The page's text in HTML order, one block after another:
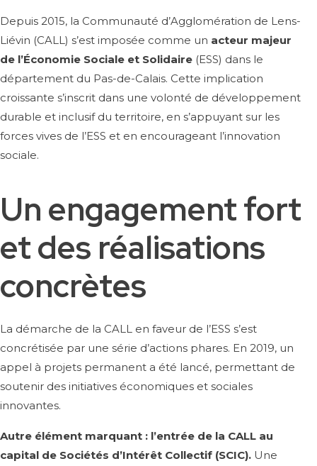
Depuis 2015, la Communauté d’Agglomération de Lens-
Liévin (CALL) s’est imposée comme un acteur majeur
de l’Économie Sociale et Solidaire (ESS) dans le
département du Pas-de-Calais. Cette implication
croissante s’inscrit dans une volonté de développement
durable et inclusif du territoire, en s’appuyant sur les
forces vives de l’ESS et en encourageant l’innovation
sociale.
Un engagement fort
et des réalisations
concrètes
La démarche de la CALL en faveur de l’ESS s’est
concrétisée par une série d’actions phares. En 2019, un
appel à projets permanent a été lancé, permettant de
soutenir des initiatives économiques et sociales
innovantes.
Autre élément marquant : l’entrée de la CALL au
capital de Sociétés d’Intérêt Collectif (SCIC). Une